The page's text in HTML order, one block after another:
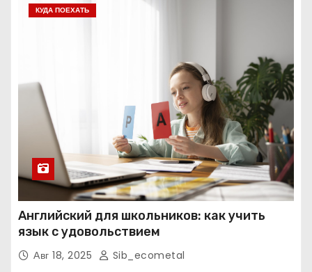
КУДА ПОЕХАТЬ
Английский для школьников: как учить
язык с удовольствием
Авг 18, 2025 Sib_ecometal